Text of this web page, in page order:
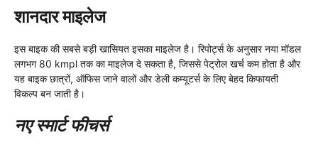
शानदार माइलेज
इस बाइक की सबसे बड़ी खासियत इसका माइलेज है। रिपोर्ट्स के अनुसार नया मॉडल
लगभग 80 kmpl तक का माइलेज दे सकता है, जिससे पेट्रोल खर्च कम होता है और
यह बाइक छात्रों, ऑफिस जाने वालों और डेली कम्यूटर्स के लिए बेहद किफायती
विकल्प बन जाती है।
नए स्मार्ट फीचर्स